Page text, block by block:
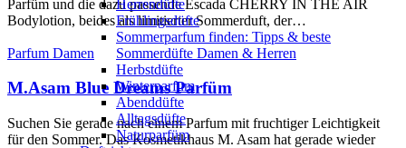
Herrendüfte
Frühlingsdüfte
Sommerparfum finden: Tipps & beste
Sommerdüfte Damen & Herren
Herbstdüfte
Winterparfum
Abenddüfte
Alltagsdüfte
Naturparfüm
Parfüm und die dazu passende Escada CHERRY IN THE AIR
Bodylotion, beides als limitierter Sommerduft, der…
Parfum Damen
M.Asam Blue Dreams Parfüm
Suchen Sie gerade nach einem Parfum mit fruchtiger Leichtigkeit
für den Sommer. Das Kosmetikhaus M. Asam hat gerade wieder